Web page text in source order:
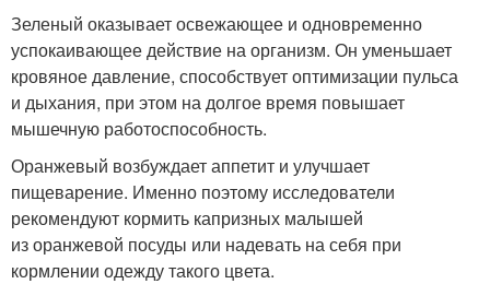
Зеленый оказывает освежающее и одновременно
успокаивающее действие на организм. Он уменьшает
кровяное давление, способствует оптимизации пульса
и дыхания, при этом на долгое время повышает
мышечную работоспособность.
Оранжевый возбуждает аппетит и улучшает
пищеварение. Именно поэтому исследователи
рекомендуют кормить капризных малышей
из оранжевой посуды или надевать на себя при
кормлении одежду такого цвета.